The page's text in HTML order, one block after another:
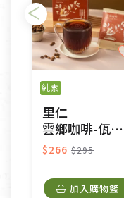
不適用七天鑑賞期商
以數位或電磁紀
之商品、以及性質
CD、VCD、DVD
接受原片換新。
衣飾鞋類-如T恤
美容保養用品、
內衣褲、襪子、
純素
里仁
雲鄉咖啡-佤香之息(濾掛式)
$266 $295
加入購物籃